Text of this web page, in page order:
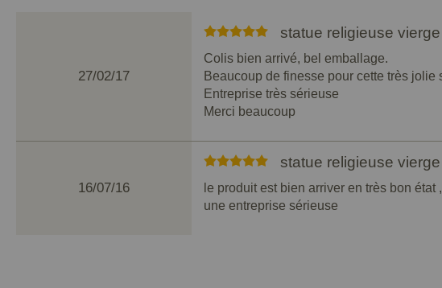
27/02/17
statue religieuse
Colis bien arrivé, bel emballage.
Beaucoup de finesse pour cette très
Entreprise très sérieuse
Merci beaucoup
16/07/16
statue religieuse
le produit est bien arriver en très bon
une entreprise sérieuse